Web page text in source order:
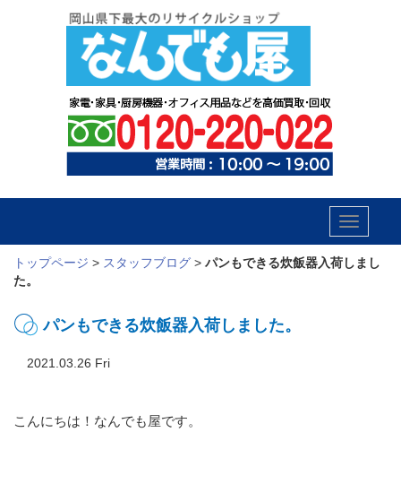
Toggle
トップページ > スタッフブログ > パンもできる炊飯器入荷しまし
た。
パンもできる炊飯器入荷しました。
2021.03.26 Fri
こんにちは！なんでも屋です。